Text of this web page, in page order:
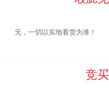
中废通拍卖有限公司全额扣除
无，一切以实地看货为准！
竞